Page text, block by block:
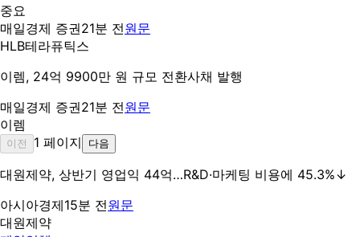
중요
매일경제 증권21분 전원문
HLB테라퓨틱스
이렘, 24억 9900만 원 규모 전환사채 발행
매일경제 증권21분 전원문
이렘
이전 1 페이지 다음
대원제약, 상반기 영업익 44억…R&D·마케팅 비용에 45.3%↓
아시아경제15분 전원문
대원제약